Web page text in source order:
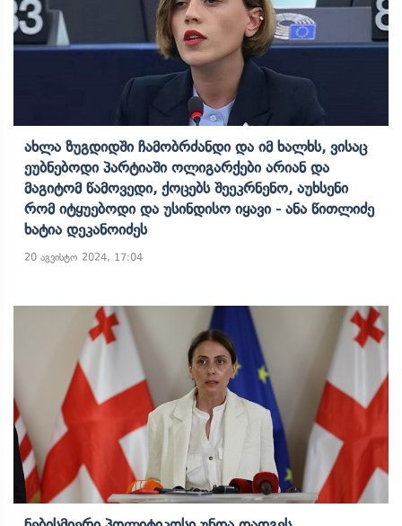
Ახლა Ზუგდიდში Ჩამობრძანდი Და Იმ Ხალხს, Ვისაც
Ეუბნებოდი Პარტიაში Ოლიგარქები Არიან Და
Მაგიტომ Წამოვედი, Ქოცებს Შეეკრნენო, Აუხსენი
Რომ Იტყუებოდი Და Უსინდისო Იყავი - Ანა Წითლიძე
Ხატია Დეკანოიძეს
20 აგვისტო 2024, 17:04